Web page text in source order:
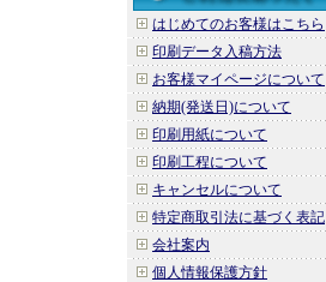
はじめてのお客様はこちら
印刷データ入稿方法
お客様マイページについて
納期(発送日)について
印刷用紙について
印刷工程について
キャンセルについて
特定商取引法に基づく表記
会社案内
個人情報保護方針